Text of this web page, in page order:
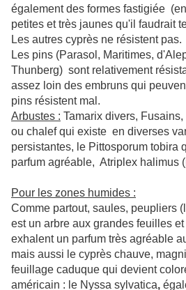
également des formes fastigiée
petites et très jaunes qu'il faudrait
Les autres cyprès ne résistent pas.
Les pins (Parasol, Maritimes,
Thunberg) sont relativement
assez loin des embruns qui
pins résistent mal.
Arbustes : Tamarix divers,
ou chalef qui existe en diverses
persistantes, le Pittosporum tobira
parfum agréable, Atriplex halimus
Pour les zones humides :
Comme partout, saules, peupliers
est un arbre aux grandes feuilles
exhalent un parfum très agréable
mais aussi le cyprès chauve,
feuillage caduque qui devient
américain : le Nyssa sylvatica,